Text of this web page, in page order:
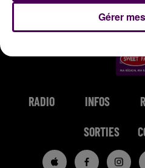
RADIO INFOS
SORTIES
Gérer